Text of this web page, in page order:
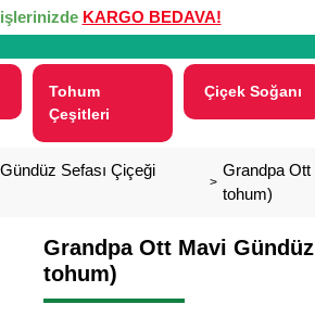
KARGO BEDAVA!
Tohum
Çeşitleri
Çiçek Soğanı
Sefası Çiçeği
Grandpa Ott
tohum)
Grandpa Ott Mavi
tohum)